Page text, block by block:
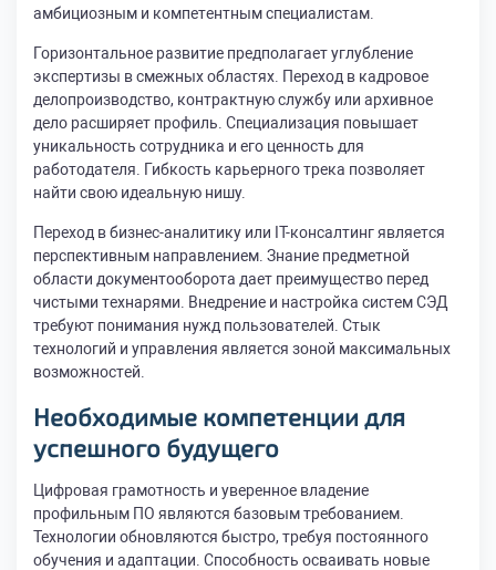
амбициозным и компетентным специалистам.
Горизонтальное развитие предполагает углубление
экспертизы в смежных областях. Переход в кадровое
делопроизводство, контрактную службу или архивное
дело расширяет профиль. Специализация повышает
уникальность сотрудника и его ценность для
работодателя. Гибкость карьерного трека позволяет
найти свою идеальную нишу.
Переход в бизнес-аналитику или IT-консалтинг является
перспективным направлением. Знание предметной
области документооборота дает преимущество перед
чистыми технарями. Внедрение и настройка систем СЭД
требуют понимания нужд пользователей. Стык
технологий и управления является зоной максимальных
возможностей.
Необходимые компетенции для
успешного будущего
Цифровая грамотность и уверенное владение
профильным ПО являются базовым требованием.
Технологии обновляются быстро, требуя постоянного
обучения и адаптации. Способность осваивать новые